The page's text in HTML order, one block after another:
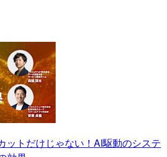
ットだけじゃない！AI駆動のシステ